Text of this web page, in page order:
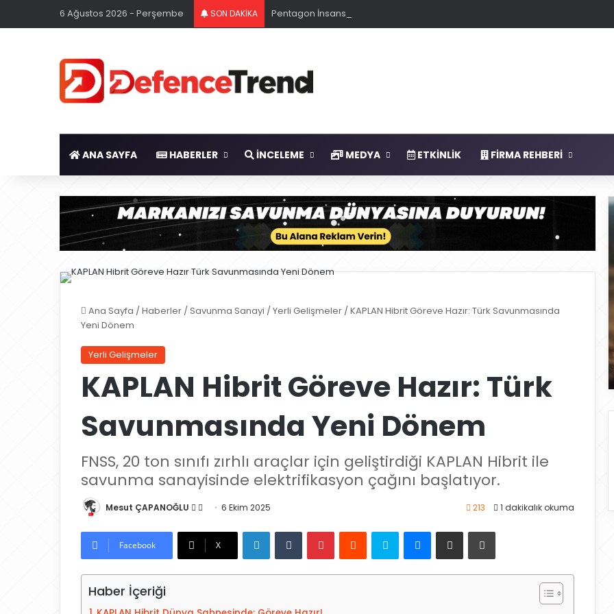
6 Ağustos 2026 - Perşembe SON DAKİKA Pentagon İnsansız Sistemleri Tek Merkezde Topluyor
ANA SAYFA HABERLER İNCELEME MEDYA ETKINLIK FIRMA REHBERI
Ana Sayfa / Haberler / Savunma Sanayi / Yerli Gelişmeler / KAPLAN Hibrit Göreve Hazır: Türk Savunmasında
Yeni Dönem
Yerli Gelişmeler
KAPLAN Hibrit Göreve Hazır: Türk
Savunmasında Yeni Dönem
FNSS, 20 ton sınıfı zırhlı araçlar için geliştirdiği KAPLAN Hibrit ile
savunma sanayisinde elektrifikasyon çağını başlatıyor.
Mesut ÇAPANOĞLU
X
t
a
r
e
-
6 Ekim 2025 213 1 dakikalık okuma
Facebook X
LinkedIn Skype
Haber İçeriği